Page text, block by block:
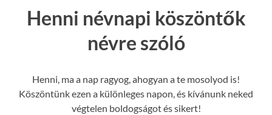
Henni névnapi köszöntők
névre szóló
Henni, ma a nap ragyog, ahogyan a te mosolyod is!
Köszöntünk ezen a különleges napon, és kívánunk neked
végtelen boldogságot és sikert!